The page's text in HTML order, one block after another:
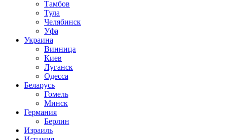
Тамбов
Тула
Челябинск
Уфа
Украина
Винница
Киев
Луганск
Одесса
Беларусь
Гомель
Минск
Германия
Берлин
Израиль